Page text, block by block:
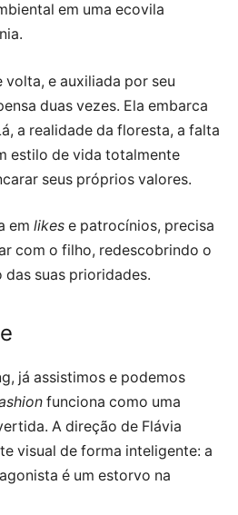
em uma ecovila
e auxiliada por seu
duas vezes. Ela embarca
a realidade da floresta, a falta
estilo de vida totalmente
seus próprios valores.
em likes e patrocínios, precisa
com o filho, redescobrindo o
suas prioridades.
já assistimos e podemos
funciona como uma
A direção de Flávia
visual de forma inteligente: a
é um estorvo na